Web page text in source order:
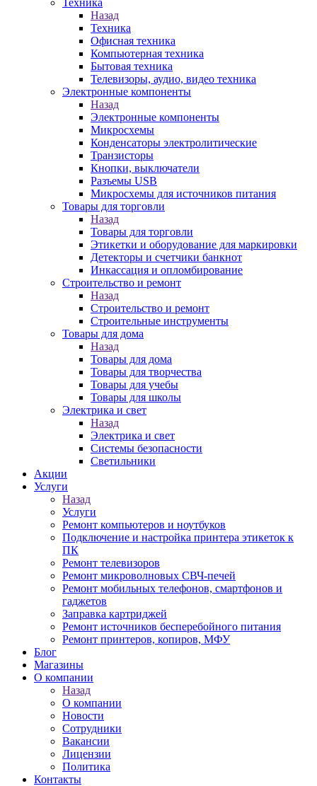
Техника
Назад
Техника
Офисная техника
Компьютерная техника
Бытовая техника
Телевизоры, аудио, видео техника
Электронные компоненты
Назад
Электронные компоненты
Микросхемы
Конденсаторы электролитические
Транзисторы
Кнопки, выключатели
Разъемы USB
Микросхемы для источников питания
Товары для торговли
Назад
Товары для торговли
Этикетки и оборудование для маркировки
Детекторы и счетчики банкнот
Инкассация и опломбирование
Строительство и ремонт
Назад
Строительство и ремонт
Строительные инструменты
Товары для дома
Назад
Товары для дома
Товары для творчества
Товары для учебы
Товары для школы
Электрика и свет
Назад
Электрика и свет
Системы безопасности
Светильники
Акции
Услуги
Назад
Услуги
Ремонт компьютеров и ноутбуков
Подключение и настройка принтера этикеток к
ПК
Ремонт телевизоров
Ремонт микроволновых СВЧ-печей
Ремонт мобильных телефонов, смартфонов и
гаджетов
Заправка картриджей
Ремонт источников бесперебойного питания
Ремонт принтеров, копиров, МФУ
Блог
Магазины
О компании
Назад
О компании
Новости
Сотрудники
Вакансии
Лицензии
Политика
Контакты